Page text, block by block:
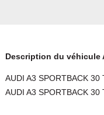
Description du véhicule
AUDI A3 SPORTBACK
AUDI A3 SPORTBACK